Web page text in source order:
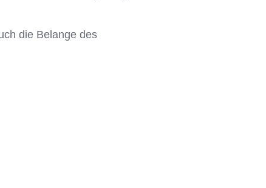
die Belange des